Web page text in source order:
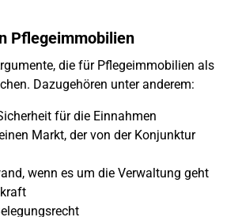
Pflegeimmobilien
die für Pflegeimmobilien als
Dazugehören unter anderem:
für die Einnahmen
Markt, der von der Konjunktur
wenn es um die Verwaltung geht